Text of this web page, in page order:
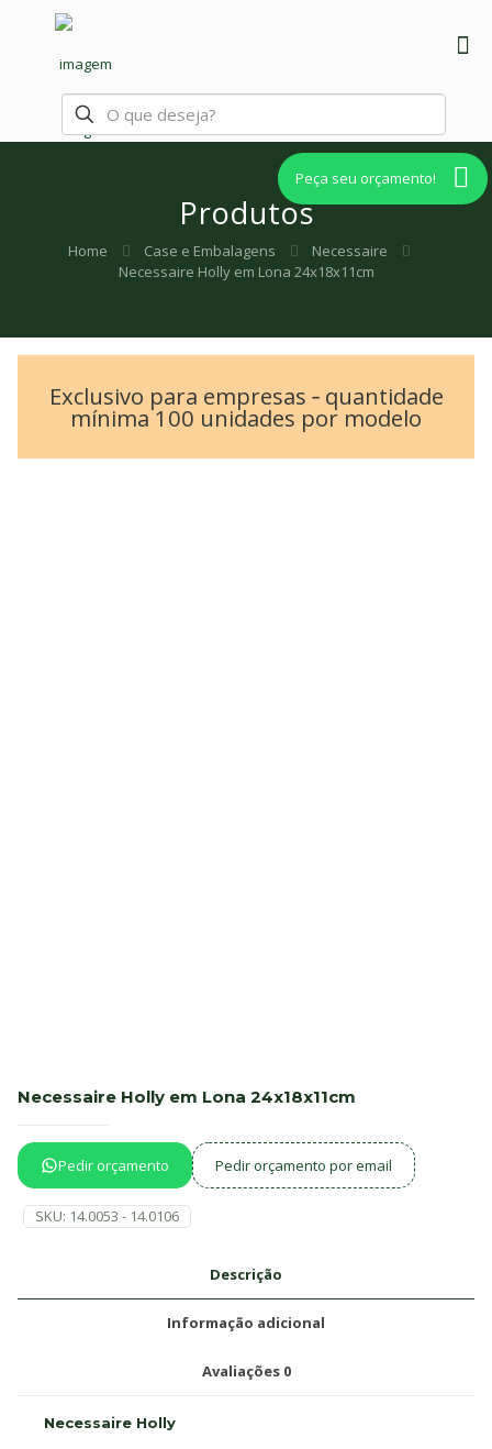
Produtos
Peça seu orçamento!
Home Case e Embalagens
Necessaire
Necessaire Holly em Lona 24x18x11cm
Exclusivo para empresas ‐ quantidade
mínima 100 unidades por modelo
Necessaire Holly em Lona 24x18x11cm
Pedir orçamento Pedir orçamento por email
SKU: 14.0053 - 14.0106
Descrição
Informação adicional
Avaliações 0
Necessaire Holly